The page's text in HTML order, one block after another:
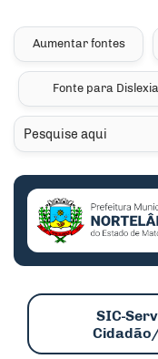
Seção
Ir para o menu
Ir para a busca
Ir para o rodapé
Aumentar fontes
Fonte para Dislexia
Pesquisar
SIC-
Seção